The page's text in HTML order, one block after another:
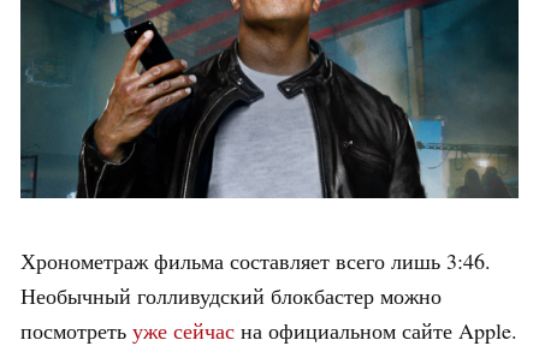
Хронометраж фильма составляет всего лишь 3:46.
Необычный голливудский блокбастер можно
посмотреть уже сейчас на официальном сайте Apple.